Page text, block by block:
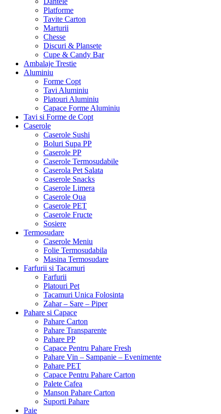
Platforme
Tavite Carton
Marturii
Chesse
Discuri & Plansete
Cupe & Candy Bar
Ambalaje Trestie
Aluminiu
Forme Copt
Tavi Aluminiu
Platouri Aluminiu
Capace Forme Aluminiu
Tavi si Forme de Copt
Caserole
Caserole Sushi
Boluri Supa PP
Caserole PP
Caserole Termosudabile
Caserola Pet Salata
Caserole Snacks
Caserole Limera
Caserole Oua
Caserole PET
Caserole Fructe
Sosiere
Termosudare
Caserole Meniu
Folie Termosudabila
Masina Termosudare
Farfurii si Tacamuri
Farfurii
Platouri Pet
Tacamuri Unica Folosinta
Zahar – Sare – Piper
Pahare si Capace
Pahare Carton
Pahare Transparente
Pahare PP
Capace Pentru Pahare Fresh
Pahare Vin – Sampanie – Evenimente
Pahare PET
Capace Pentru Pahare Carton
Palete Cafea
Manson Pahare Carton
Suporti Pahare
Paie